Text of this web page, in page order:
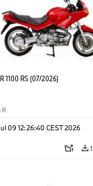
1100 RS (07/2026)
R
09 12:26:40 CEST 2026